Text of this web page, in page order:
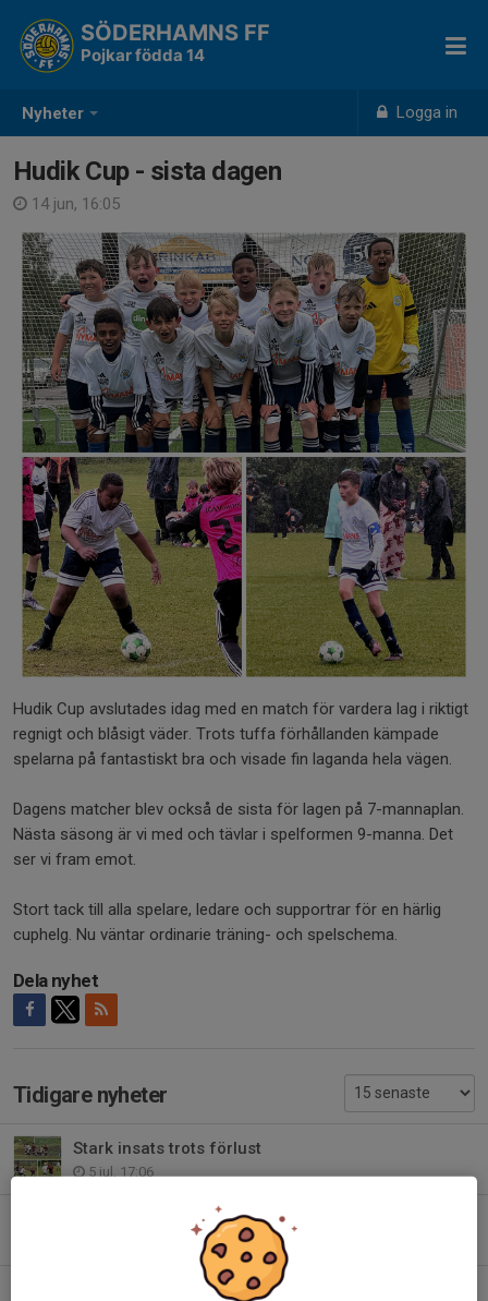
Nyheter Logga in
SÖDERHAMNS FF
Pojkar födda 14
Hudik Cup - sista dagen
14 jun, 16:05
Hudik Cup avslutades idag med en match för vardera lag i riktigt
regnigt och blåsigt väder. Trots tuffa förhållanden kämpade
spelarna på fantastiskt bra och visade fin laganda hela vägen.
Dagens matcher blev också de sista för lagen på 7-mannaplan.
Nästa säsong är vi med och tävlar i spelformen 9-manna. Det
ser vi fram emot.
Stort tack till alla spelare, ledare och supportrar för en härlig
cuphelg. Nu väntar ordinarie träning- och spelschema.
Dela nyhet
Tidigare nyheter
Stark insats trots förlust
5 jul, 17:06
Formen håller i sig 💙⚽
Ändrad träningstid – tisdag